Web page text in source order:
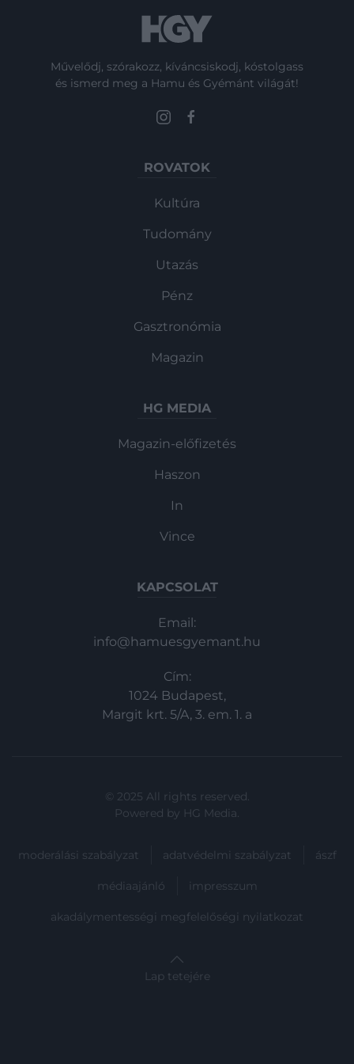
Művelődj, szórakozz, kíváncsiskodj, kóstolgass
és ismerd meg a Hamu és Gyémánt világát!
ROVATOK
Kultúra
Tudomány
Utazás
Pénz
Gasztronómia
Magazin
HG MEDIA
Magazin-előfizetés
Haszon
In
Vince
KAPCSOLAT
Email:
info@hamuesgyemant.hu
Cím:
1024 Budapest,
Margit krt. 5/A, 3. em. 1. a
© 2025 All rights reserved.
Powered by HG Media.
moderálási szabályzat adatvédelmi szabályzat ászf
médiaajánló impresszum
akadálymentességi megfelelőségi nyilatkozat
Lap tetejére